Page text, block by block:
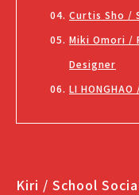
Curtis Sho /
Miki Omori /
Designer
LI
Kiri / School